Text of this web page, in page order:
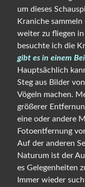
um dieses
Kraniche
weiter zu fliegen
besuchte ich die
gibt es in einem
Hauptsächlich
Steg aus Bilder
Vögeln machen.
größerer
eine oder andere
Fotoentfernung
Auf der anderen
Naturum ist der
es Gelegenheiten
Immer wieder